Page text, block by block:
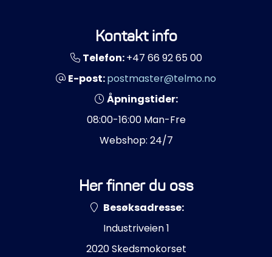
Kontakt info
Telefon:+47 66 92 65 00
E-post:postmaster@telmo.no
Åpningstider:
08:00-16:00 Man-Fre
Webshop: 24/7
Her finner du oss
Besøksadresse:
Industriveien 1
2020 Skedsmokorset